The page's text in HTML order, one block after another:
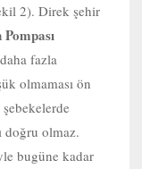
2). Direk şehir
fazla
olmaması ön
doğru olmaz.
bugüne kadar